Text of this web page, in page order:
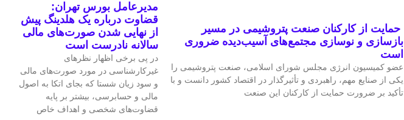
حمایت از کارکنان صنعت پتروشیمی در مسیر
بازسازی و نوسازی مجتمع‌های آسیب‌دیده ضروری
است
عضو کمیسیون انرژی مجلس شورای اسلامی، صنعت پتروشیمی را
یکی از صنایع مهم، راهبردی و تأثیرگذار در اقتصاد کشور دانست و با
تأکید بر ضرورت حمایت از کارکنان این صنعت
مدیرعامل بورس تهران:
قضاوت درباره یک هلدینگ پیش
از نهایی شدن صورت‌های مالی
سالانه نادرست است
در پی برخی اظهار نظرهای
غیرکارشناسی در مورد صورت‌های مالی
و سود زیان شستا که بجای اتکا به اصول
مالی و حسابرسی، بیشتر بر پایه
قضاوت‌‌های شخصی و اهداف خاص